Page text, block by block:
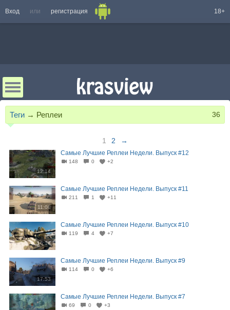
Вход или регистрация 18+
Теги → Реплеи 36
1 2 →
12:14
Самые Лучшие Реплеи Недели. Выпуск #12
148 0 +2
11:08
Самые Лучшие Реплеи Недели. Выпуск #11
211 1 +11
16:14
Самые Лучшие Реплеи Недели. Выпуск #10
119 4 +7
17:53
Самые Лучшие Реплеи Недели. Выпуск #9
114 0 +6
Самые Лучшие Реплеи Недели. Выпуск #7
69 0 +3